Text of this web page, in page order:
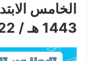
الخامس
1443 هـ / 2022 م